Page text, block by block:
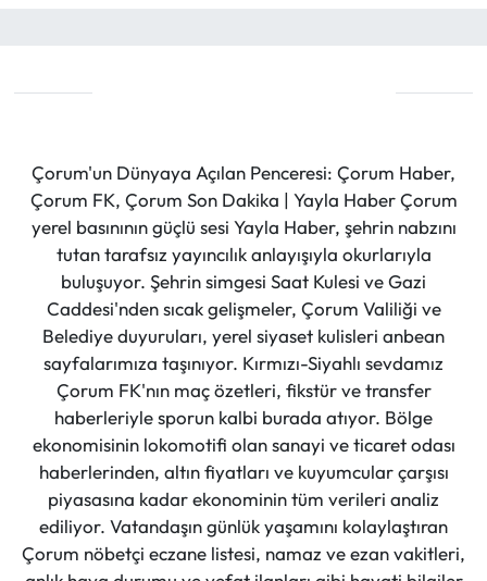
Çorum'un Dünyaya Açılan Penceresi: Çorum Haber,
Çorum FK, Çorum Son Dakika | Yayla Haber Çorum
yerel basınının güçlü sesi Yayla Haber, şehrin nabzını
tutan tarafsız yayıncılık anlayışıyla okurlarıyla
buluşuyor. Şehrin simgesi Saat Kulesi ve Gazi
Caddesi'nden sıcak gelişmeler, Çorum Valiliği ve
Belediye duyuruları, yerel siyaset kulisleri anbean
sayfalarımıza taşınıyor. Kırmızı-Siyahlı sevdamız
Çorum FK'nın maç özetleri, fikstür ve transfer
haberleriyle sporun kalbi burada atıyor. Bölge
ekonomisinin lokomotifi olan sanayi ve ticaret odası
haberlerinden, altın fiyatları ve kuyumcular çarşısı
piyasasına kadar ekonominin tüm verileri analiz
ediliyor. Vatandaşın günlük yaşamını kolaylaştıran
Çorum nöbetçi eczane listesi, namaz ve ezan vakitleri,